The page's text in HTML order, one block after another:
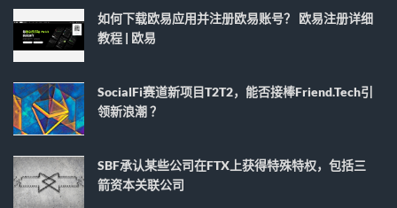
如何下载欧易应用并注册欧易账号？ 欧易注册详细
教程 | 欧易
SocialFi赛道新项目T2T2，能否接棒Friend.tech引
领新浪潮 ？
SBF承认某些公司在FTX上获得特殊特权，包括三
箭资本关联公司